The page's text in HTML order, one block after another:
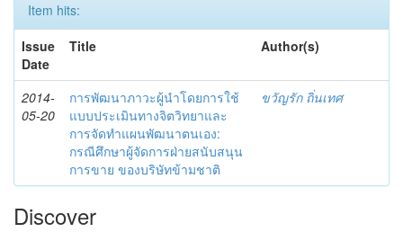
Item hits:
Issue
Date
Title Author(s)
2014-
05-20
การพัฒนาภาวะผู้นำโดยการใช้
แบบประเมินทางจิตวิทยาและ
การจัดทำแผนพัฒนาตนเอง:
กรณีศึกษาผู้จัดการฝ่ายสนับสนุน
การขาย ของบริษัทข้ามชาติ
ขวัญรัก ถิ่นเทศ
Discover